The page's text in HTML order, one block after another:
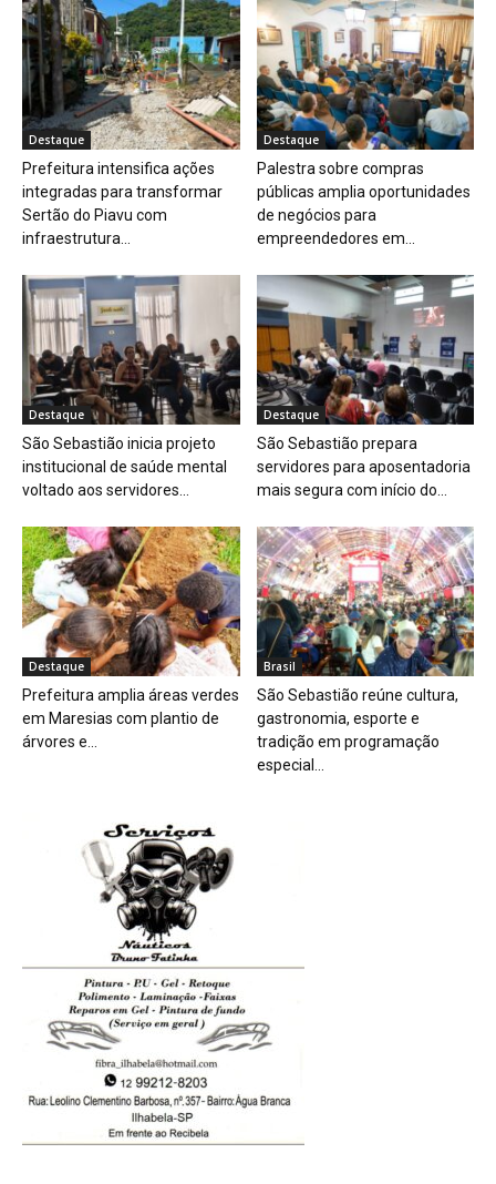
Destaque
Prefeitura intensifica ações
integradas para transformar
Sertão do Piavu com
infraestrutura...
Destaque
Palestra sobre compras
públicas amplia oportunidades
de negócios para
empreendedores em...
Destaque
São Sebastião inicia projeto
institucional de saúde mental
voltado aos servidores...
Destaque
São Sebastião prepara
servidores para aposentadoria
mais segura com início do...
Destaque
Prefeitura amplia áreas verdes
em Maresias com plantio de
árvores e...
Brasil
São Sebastião reúne cultura,
gastronomia, esporte e
tradição em programação
especial...